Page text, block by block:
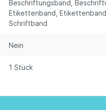
Beschriftungsband ,
Etikettenband ,
Schriftband
Nein
1 Stück